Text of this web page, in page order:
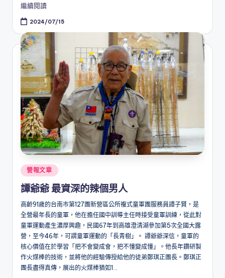
繼續閱讀
2024/07/15
Posted
營報文章
譚爺爺 最資深的辣個男人
高齡91歲的台南市第127團新營區公所複式童軍團服務員譚子賢，是
全營最年長的童軍，他在擔任國中訓導主任時接受童軍訓練，從此對
童軍運動產生濃厚興趣，民國67年到高雄澄清湖參加第5次全國大露
營，至今46年，可謂童軍運動的「長青樹」。 譚爺爺深信，童軍的
核心價值在於學習「把不會變成會，把不懂變成懂」。他長年鑽研製
作火煤棒的技術，並將他的經驗傳授給他的徒弟鄭琪正團長。鄭琪正
團長盡得真傳，展出的火煤棒猶如1...